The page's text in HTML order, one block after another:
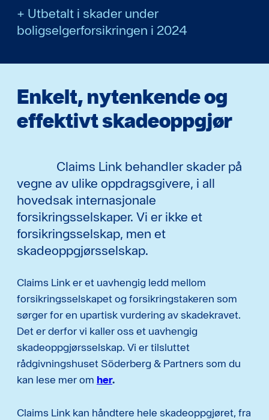
+ Utbetalt i skader under
boligselgerforsikringen i 2024
Enkelt, nytenkende og
effektivt skadeoppgjør
Claims Link behandler skader på
vegne av ulike oppdragsgivere, i all
hovedsak internasjonale
forsikringsselskaper. Vi er ikke et
forsikringsselskap, men et
skadeoppgjørsselskap.
Claims Link er et uavhengig ledd mellom
forsikringsselskapet og forsikringstakeren som
sørger for en upartisk vurdering av skadekravet.
Det er derfor vi kaller oss et uavhengig
skadeoppgjørsselskap. Vi er tilsluttet
rådgivningshuset Söderberg & Partners som du
kan lese mer om her.
Claims Link kan håndtere hele skadeoppgjøret, fra